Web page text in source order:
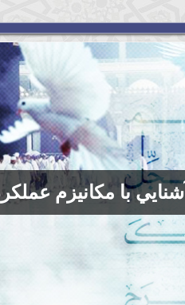
آشنايي با مكانيزم